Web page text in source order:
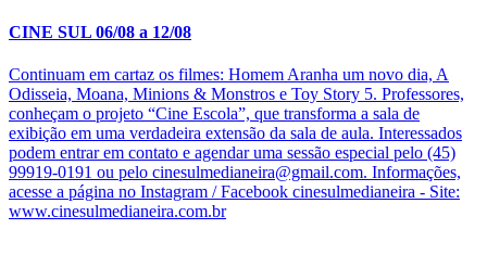
CINE SUL 06/08 a 12/08
Continuam em cartaz os filmes: Homem Aranha um novo dia, A
Odisseia, Moana, Minions & Monstros e Toy Story 5. Professores,
conheçam o projeto “Cine Escola”, que transforma a sala de
exibição em uma verdadeira extensão da sala de aula. Interessados
podem entrar em contato e agendar uma sessão especial pelo (45)
99919-0191 ou pelo cinesulmedianeira@gmail.com. Informações,
acesse a página no Instagram / Facebook cinesulmedianeira - Site:
www.cinesulmedianeira.com.br